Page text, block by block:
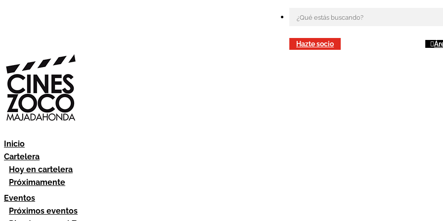
Hazte socio
Inicio
Cartelera
Hoy en cartelera
Próximamente
Eventos
Próximos eventos